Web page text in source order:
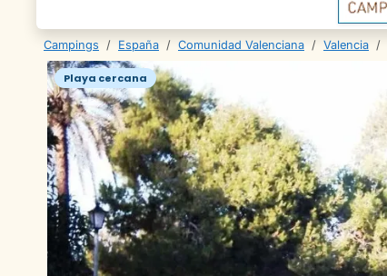
Campings / España / Comunidad Valenciana / Valencia /
Playa cercana